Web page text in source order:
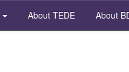
About TEDE About